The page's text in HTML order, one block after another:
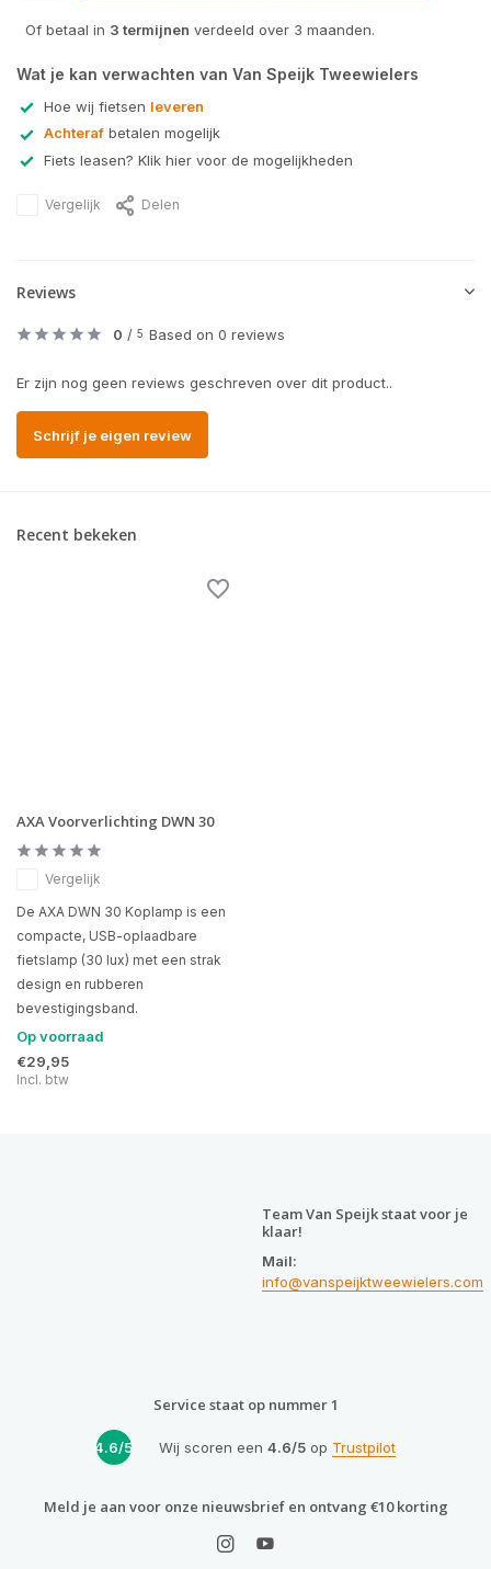
Of betaal in 3 termijnen verdeeld over 3 maanden.
Wat je kan verwachten van Van Speijk Tweewielers
Hoe wij fietsen leveren
Achteraf betalen mogelijk
Fiets leasen? Klik hier voor de mogelijkheden
Vergelijk Delen
Reviews
0 / 5 Based on 0 reviews
Er zijn nog geen reviews geschreven over dit product..
Schrijf je eigen review
Recent bekeken
AXA Voorverlichting DWN 30
Vergelijk
De AXA DWN 30 Koplamp is een
compacte, USB-oplaadbare
fietslamp (30 lux) met een strak
design en rubberen
bevestigingsband.
Op voorraad
€29,95
Incl. btw
Team Van Speijk staat voor je
klaar!
Mail:
info@vanspeijktweewielers.com
Service staat op nummer 1
4.6/5 Wij scoren een 4.6/5op Trustpilot
Meld je aan voor onze nieuwsbrief en ontvang €10 korting